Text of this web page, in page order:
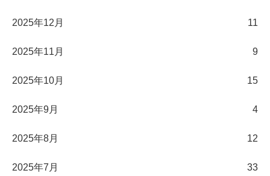
2025年12月 11
2025年11月 9
2025年10月 15
2025年9月 4
2025年8月 12
2025年7月 33